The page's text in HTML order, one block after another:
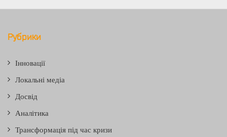
Рубрики
Інновації
Локальні медіа
Досвід
Аналітика
Трансформація під час кризи